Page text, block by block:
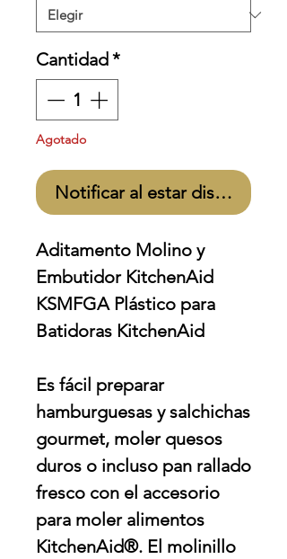
Cantidad*
Agotado
Notificar al estar disponible
Aditamento Molino y
Embutidor KitchenAid
KSMFGA Plástico para
Batidoras KitchenAid
Es fácil preparar
hamburguesas y salchichas
gourmet, moler quesos
duros o incluso pan rallado
fresco con el accesorio
para moler alimentos
KitchenAid®. El molinillo